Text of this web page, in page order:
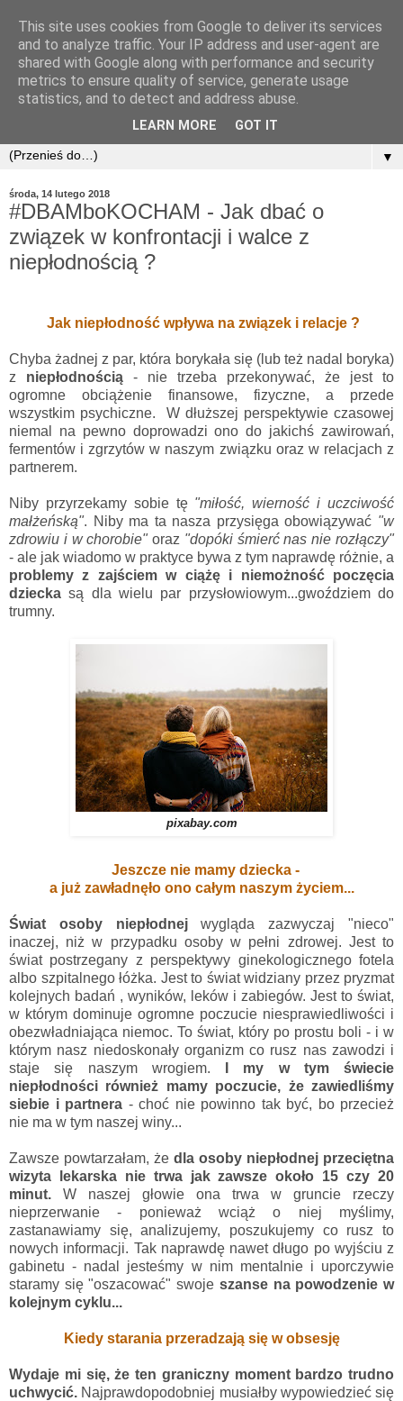
▼
środa, 14 lutego 2018
#DBAMboKOCHAM - Jak dbać o
związek w konfrontacji i walce z
niepłodnością ?
Jak niepłodność wpływa na związek i relacje ?
Chyba żadnej z par, która borykała się (lub też nadal boryka)
z niepłodnością - nie trzeba przekonywać, że jest to
ogromne obciążenie finansowe, fizyczne, a przede
wszystkim psychiczne. W dłuższej perspektywie czasowej
niemal na pewno doprowadzi ono do jakichś zawirowań,
fermentów i zgrzytów w naszym związku oraz w relacjach z
partnerem.
Niby przyrzekamy sobie tę "miłość, wierność i uczciwość
małżeńską". Niby ma ta nasza przysięga obowiązywać "w
zdrowiu i w chorobie"oraz "dopóki śmierć nas nie rozłączy"
- ale jak wiadomo w praktyce bywa z tym naprawdę różnie, a
problemy z zajściem w ciążę i niemożność poczęcia
dziecka są dla wielu par przysłowiowym...gwoździem do
trumny.
pixabay.com
Jeszcze nie mamy dziecka -
a już zawładnęło ono całym naszym życiem...
Świat osobyniepłodnejwygląda zazwyczaj "nieco"
inaczej, niż w przypadku osoby w pełni zdrowej. Jest to
świat postrzegany z perspektywy ginekologicznego fotela
albo szpitalnego łóżka. Jest to świat widziany przez pryzmat
kolejnych badań , wyników, leków i zabiegów. Jest to świat,
w którym dominuje ogromne poczucie niesprawiedliwości i
obezwładniająca niemoc. To świat, który po prostu boli - i w
którym nasz niedoskonały organizm co rusz nas zawodzi i
staje się naszym wrogiem.
I my w tym świecie
niepłodności również mamy poczucie, że zawiedliśmy
siebie i partnera - choć nie powinno tak być, bo przecież
nie ma w tym naszej winy...
Zawsze powtarzałam, że dla osoby niepłodnej przeciętna
wizyta lekarska nie trwa jak zawsze około 15 czy 20
minut. W naszej głowie ona trwa w gruncie rzeczy
nieprzerwanie - ponieważ wciąż o niej myślimy,
zastanawiamy się, analizujemy, poszukujemy co rusz to
nowych informacji. Tak naprawdę nawet długo po wyjściu z
gabinetu - nadal jesteśmy w nim mentalnie i uporczywie
staramy się "oszacować" swoje szanse na powodzenie w
kolejnym cyklu...
Kiedystarania przeradzają się w obsesję
Wydaje mi się, że ten graniczny moment bardzo trudno
uchwycić. Najprawdopodobniej musiałby wypowiedzieć się
This site uses cookies from Google to deliver its services
and to analyze traffic. Your IP address and user-agent are
shared with Google along with performance and security
metrics to ensure quality of service, generate usage
statistics, and to detect and address abuse.
LEARN MORE GOT IT